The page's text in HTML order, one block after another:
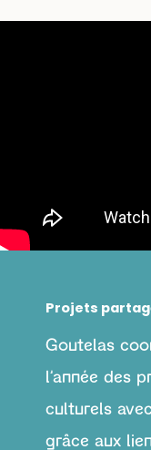
Projets
Goutelas
l’année des
culturels
grâce aux